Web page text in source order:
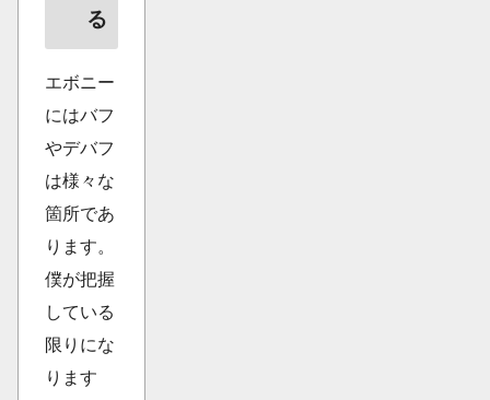
る
エボニー
にはバフ
やデバフ
は様々な
箇所であ
ります。
僕が把握
している
限りにな
ります